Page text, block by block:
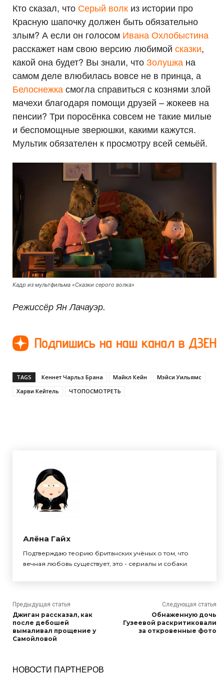
Кто сказал, что Серый волк из истории про
Красную шапочку должен быть обязательно
злым? А если он голосом Ивана Охлобыстина
расскажет нам свою версию любимой сказки,
какой она будет? Вы знали, чтоЗолушка на
самом деле влюбилась вовсе не в принца, а
Белоснежкасмогла справиться с кознями злой
мачехи благодаря помощи друзей – жокеев на
пенсии? Три поросёнка совсем не такие милые
и беспомощные зверюшки, какими кажутся.
Мультик обязателен к просмотру всей семьёй.
Кадр из мультфильма «Сказки серого волка»
Режиссёр Ян Лачауэр.
TAGS Кеннет Чарльз Брана Майкл Кейн
Мэйси Уильямс
Харви Кейтель
ЧТОПОСМОТРЕТЬ
Алёна Гайх
Подтверждаю теорию британских учёных о том, что
вечная любовь существует, это - сериалы и собаки.
Предыдущая статья
Джиган рассказал, как
после дебошей
вымаливал прощение у
Самойловой
Следующая статья
Обнаженную дочь
Гузеевой раскритиковали
за откровенные фото
НОВОСТИ ПАРТНЕРОВ